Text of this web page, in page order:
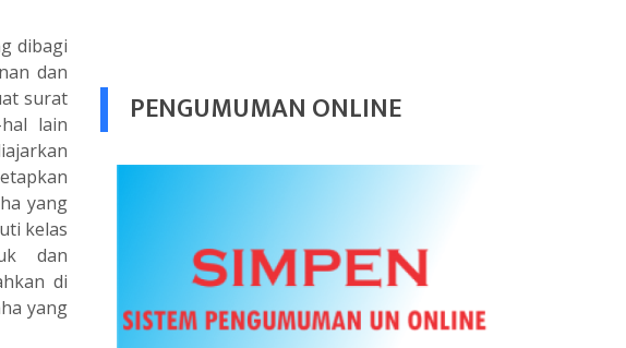
dibagi
dan
surat
lain
yang
kelas
dan
di
yang
PENGUMUMAN ONLINE